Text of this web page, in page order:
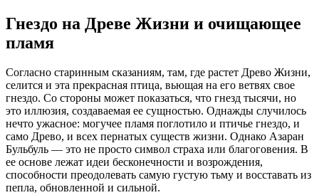
Гнездо на Древе Жизни и очищающее
пламя
Согласно старинным сказаниям, там, где растет Древо Жизни,
селится и эта прекрасная птица, вьющая на его ветвях свое
гнездо. Со стороны может показаться, что гнезд тысячи, но
это иллюзия, создаваемая ее сущностью. Однажды случилось
нечто ужасное: могучее пламя поглотило и птичье гнездо, и
само Древо, и всех пернатых существ жизни. Однако Азаран
Бульбуль — это не просто символ страха или благоговения. В
ее основе лежат идеи бесконечности и возрождения,
способности преодолевать самую густую тьму и восставать из
пепла, обновленной и сильной.